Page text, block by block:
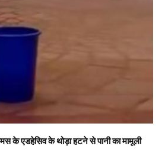
के एडहेसिव के थोड़ा हटने से पानी का मामूली